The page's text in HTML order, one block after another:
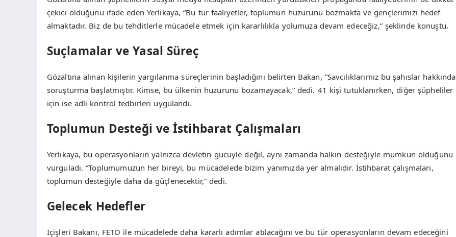
çekici olduğunu ifade eden Yerlikaya, “Bu tür faaliyetler, toplumun huzurunu bozmakta ve gençlerimizi hedef
almaktadır. Biz de bu tehditlerle mücadele etmek için kararlılıkla yolumuza devam edeceğiz,” şeklinde konuştu.
Suçlamalar ve Yasal Süreç
Gözaltına alınan kişilerin yargılanma süreçlerinin başladığını belirten Bakan, “Savcılıklarımız bu şahıslar hakkında
soruşturma başlatmıştır. Kimse, bu ülkenin huzurunu bozamayacak,” dedi. 41 kişi tutuklanırken, diğer şüpheliler
için ise adli kontrol tedbirleri uygulandı.
Toplumun Desteği ve İstihbarat Çalışmaları
Yerlikaya, bu operasyonların yalnızca devletin gücüyle değil, aynı zamanda halkın desteğiyle mümkün olduğunu
vurguladı. “Toplumumuzun her bireyi, bu mücadelede bizim yanımızda yer almalıdır. İstihbarat çalışmaları,
toplumun desteğiyle daha da güçlenecektir,” dedi.
Gelecek Hedefler
İçişleri Bakanı, FETÖ ile mücadelede daha kararlı adımlar atılacağını ve bu tür operasyonların devam edeceğini